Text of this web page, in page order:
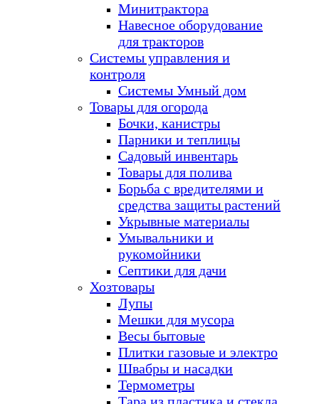
Минитрактора
Навесное оборудование
для тракторов
Системы управления и
контроля
Системы Умный дом
Товары для огорода
Бочки, канистры
Парники и теплицы
Садовый инвентарь
Товары для полива
Борьба с вредителями и
средства защиты растений
Укрывные материалы
Умывальники и
рукомойники
Септики для дачи
Хозтовары
Лупы
Мешки для мусора
Весы бытовые
Плитки газовые и электро
Швабры и насадки
Термометры